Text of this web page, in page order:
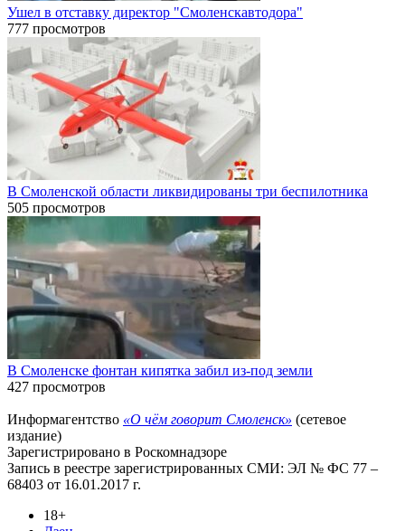
Ушел в отставку директор "Смоленскавтодора"
777 просмотров
В Смоленской области ликвидированы три беспилотника
505 просмотров
В Смоленске фонтан кипятка забил из-под земли
427 просмотров
Информагентство «О чём говорит Смоленск» (сетевое
издание)
Зарегистрировано в Роскомнадзоре
Запись в реестре зарегистрированных СМИ: ЭЛ № ФС 77 –
68403 от 16.01.2017 г.
18+